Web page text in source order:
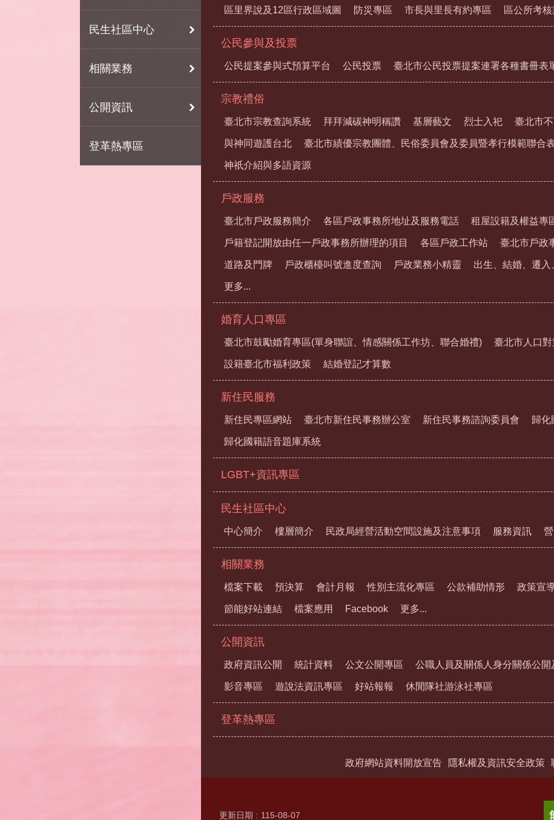
民生社區中心
相關業務
公開資訊
登革熱專區
區里界說及12區行政區域圖 防災專區 市長與里長有約專區 區公所考
公民參與及投票
公民提案參與式預算平台 公民投票 臺北市公民投票提案連署各種書冊表
宗教禮俗
臺北市宗教查詢系統 拜拜減碳神明稱讚 基層藝文 烈士入祀 臺北市
與神同遊護台北 臺北市績優宗教團體、民俗委員會及委員暨孝行模範聯合
神祇介紹與多語資源
戶政服務
臺北市戶政服務簡介 各區戶政事務所地址及服務電話 租屋設籍及權益專
戶籍登記開放由任一戶政事務所辦理的項目 各區戶政工作站 臺北市戶政
道路及門牌 戶政櫃檯叫號進度查詢 戶政業務小精靈 出生、結婚、遷
更多...
婚育人口專區
臺北市鼓勵婚育專區(單身聯誼、情感關係工作坊、聯合婚禮) 臺北市人口
設籍臺北市福利政策 結婚登記才算數
新住民服務
新住民專區網站 臺北市新住民事務辦公室 新住民事務諮詢委員會 歸化
歸化國籍語音題庫系統
LGBT+資訊專區
民生社區中心
中心簡介 樓層簡介 民政局經營活動空間設施及注意事項 服務資訊
相關業務
檔案下載 預決算 會計月報 性別主流化專區 公款補助情形 政策宣
節能好站連結 檔案應用 Facebook 更多...
公開資訊
政府資訊公開 統計資料 公文公開專區 公職人員及關係人身分關係公開
影音專區 遊說法資訊專區 好站報報 休閒隊社游泳社專區
登革熱專區
政府網站資料開放宣告 隱私權及資訊安全政策
更新日期 115-08-07